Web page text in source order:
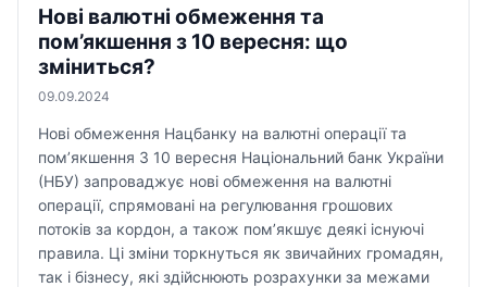
Нові валютні обмеження та
пом’якшення з 10 вересня: що
зміниться?
09.09.2024
Нові обмеження Нацбанку на валютні операції та
пом’якшення З 10 вересня Національний банк України
(НБУ) запроваджує нові обмеження на валютні
операції, спрямовані на регулювання грошових
потоків за кордон, а також пом’якшує деякі існуючі
правила. Ці зміни торкнуться як звичайних громадян,
так і бізнесу, які здійснюють розрахунки за межами